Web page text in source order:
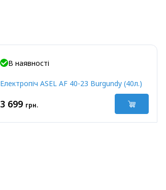
В наявності
Електропіч ASEL AF 40-23 Burgundy (40л.)
3 699 грн.